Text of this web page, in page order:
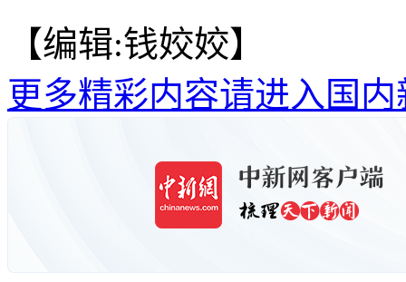
【编辑:钱姣姣】
更多精彩内容请进入国内